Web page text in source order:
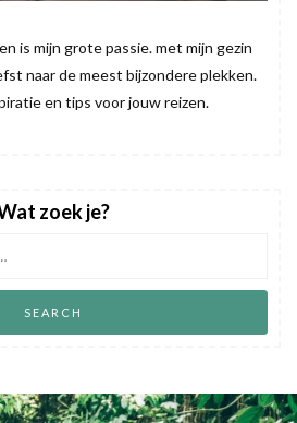
is mijn grote passie. met mijn gezin
naar de meest bijzondere plekken.
en tips voor jouw reizen.
zoek je?